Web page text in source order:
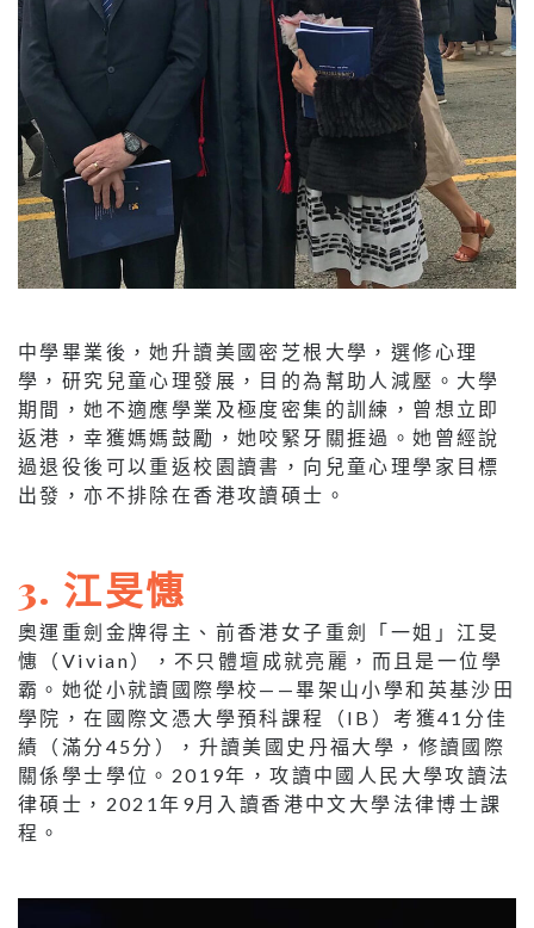
中學畢業後，她升讀美國密芝根大學，選修心理
學，研究兒童心理發展，目的為幫助人減壓。大學
期間，她不適應學業及極度密集的訓練，曾想立即
返港，幸獲媽媽鼓勵，她咬緊牙關捱過。她曾經說
過退役後可以重返校園讀書，向兒童心理學家目標
出發，亦不排除在香港攻讀碩士。
3. 江旻憓
奧運重劍金牌得主、前香港女子重劍「一姐」江旻
憓（Vivian），不只體壇成就亮麗，而且是一位學
霸。她從小就讀國際學校——畢架山小學和英基沙田
學院，在國際文憑大學預科課程（IB）考獲41分佳
績（滿分45分），升讀美國史丹福大學，修讀國際
關係學士學位。2019年，攻讀中國人民大學攻讀法
律碩士，2021年9月入讀香港中文大學法律博士課
程。